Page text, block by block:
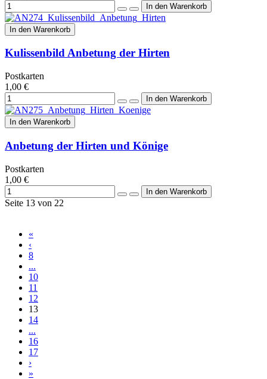
In den Warenkorb
Kulissenbild Anbetung der Hirten
Postkarten
1,00 €
In den Warenkorb
Anbetung der Hirten und Könige
Postkarten
1,00 €
Seite 13 von 22
«
‹
8
...
10
11
12
13
14
...
16
17
›
»